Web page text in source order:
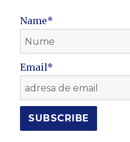
Name*
Email*